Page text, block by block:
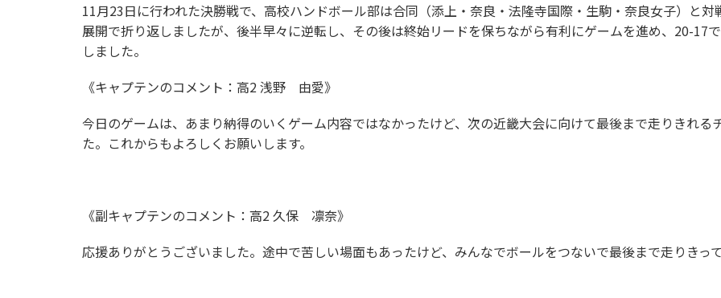
11月23日に行われた決勝戦で、高校ハンドボール部は合同（添上・奈良・法隆寺国際・生駒・奈良女子）と
展開で折り返しましたが、後半早々に逆転し、その後は終始リードを保ちながら有利にゲームを進め、20-17
しました。
《キャプテンのコメント：高2 浅野 由愛》
今日のゲームは、あまり納得のいくゲーム内容ではなかったけど、次の近畿大会に向けて最後まで走りきれ
た。これからもよろしくお願いします。
《副キャプテンのコメント：高2 久保 凛奈》
応援ありがとうございました。途中で苦しい場面もあったけど、みんなでボールをつないで最後まで走りきっ